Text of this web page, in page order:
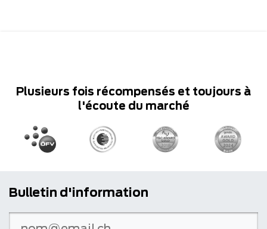
Plusieurs fois récompensés et toujours à
l'écoute du marché
Bulletin d'information